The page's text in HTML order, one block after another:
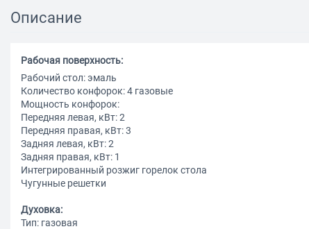
Описание
Рабочая поверхность:
Рабочий стол: эмаль
Количество конфорок: 4 газовые
Мощность конфорок:
Передняя левая, кВт: 2
Передняя правая, кВт: 3
Задняя левая, кВт: 2
Задняя правая, кВт: 1
Интегрированный розжиг горелок стола
Чугунные решетки
Духовка:
Тип: газовая